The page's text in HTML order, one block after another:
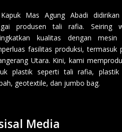
Mas Agung Abadi
produsen tali rafia. Seiring
kualitas dengan
fasilitas produksi, termasuk
Utara. Kini, kami
plastik seperti tali rafia,
geotextile, dan jumbo bag.
Media